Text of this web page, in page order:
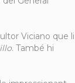
Viciano que li
. També hi